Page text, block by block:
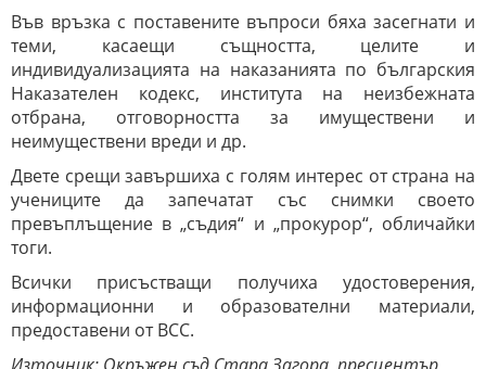
Във връзка с поставените въпроси бяха засегнати и
теми, касаещи същността, целите и
индивидуализацията на наказанията по българския
Наказателен кодекс, института на неизбежната
отбрана, отговорността за имуществени и
неимуществени вреди и др.
Двете срещи завършиха с голям интерес от страна на
учениците да запечатат със снимки своето
превъплъщение в „съдия“ и „прокурор“, обличайки
тоги.
Всички присъстващи получиха удостоверения,
информационни и образователни материали,
предоставени от ВСС.